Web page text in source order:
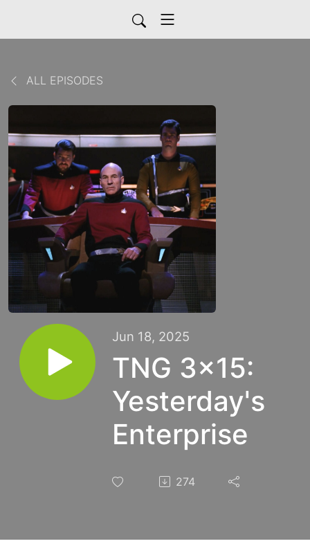
ALL EPISODES
Jun 18, 2025
TNG 3x15:
Yesterday's
Enterprise
274